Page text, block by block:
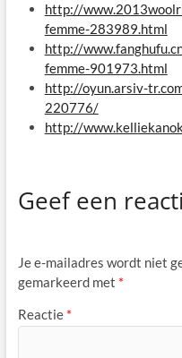
http://
femme-283989.html
http://
femme-901973.html
http://oyun.arsiv-
220776/
http://
Geef een
Je e-mailadres wordt niet
gemarkeerd met *
Reactie *